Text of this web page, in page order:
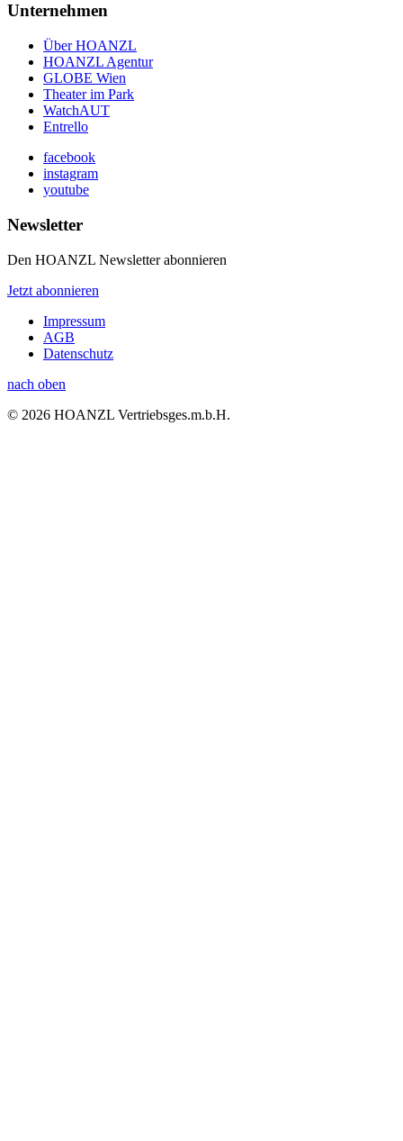
Unternehmen
Über HOANZL
HOANZL Agentur
GLOBE Wien
Theater im Park
WatchAUT
Entrello
facebook
instagram
youtube
Newsletter
Den HOANZL Newsletter abonnieren
Jetzt abonnieren
Impressum
AGB
Datenschutz
nach oben
© 2026 HOANZL Vertriebsges.m.b.H.